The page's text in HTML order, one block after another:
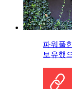
파워풀
보유했